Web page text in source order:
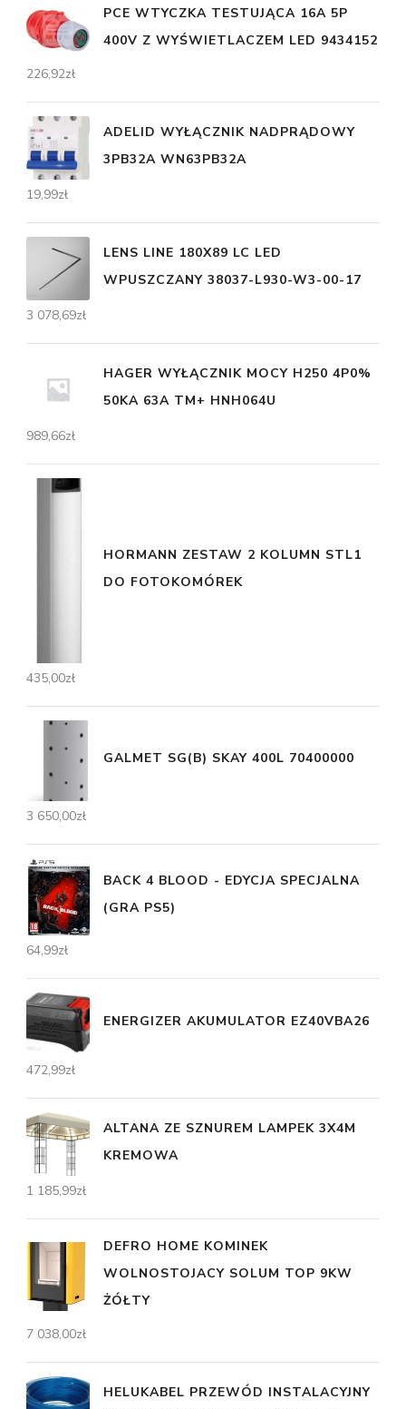
PCE WTYCZKA TESTUJĄCA 16A 5P
400V Z WYŚWIETLACZEM LED 9434152
226,92zł
ADELID WYŁĄCZNIK NADPRĄDOWY
3PB32A WN63PB32A
19,99zł
LENS LINE 180X89 LC LED
WPUSZCZANY 38037-L930-W3-00-17
3 078,69zł
HAGER WYŁĄCZNIK MOCY H250 4P0%
50KA 63A TM+ HNH064U
989,66zł
HORMANN ZESTAW 2 KOLUMN STL1
DO FOTOKOMÓREK
435,00zł
GALMET SG(B) SKAY 400L 70400000
3 650,00zł
BACK 4 BLOOD - EDYCJA SPECJALNA
(GRA PS5)
64,99zł
ENERGIZER AKUMULATOR EZ40VBA26
472,99zł
ALTANA ZE SZNUREM LAMPEK 3X4M
KREMOWA
1 185,99zł
DEFRO HOME KOMINEK
WOLNOSTOJACY SOLUM TOP 9KW
ŻÓŁTY
7 038,00zł
HELUKABEL PRZEWÓD INSTALACYJNY